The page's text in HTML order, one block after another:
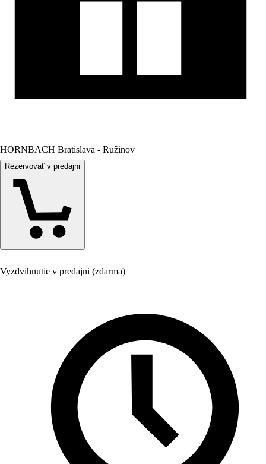
HORNBACH Bratislava - Ružinov
Rezervovať v predajni
Vyzdvihnutie v predajni (zdarma)